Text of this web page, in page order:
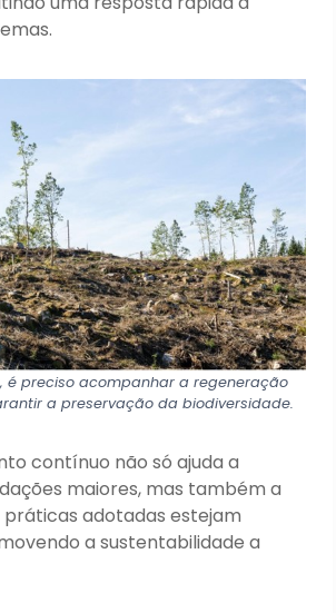
é preciso acompanhar a regeneração
a preservação da biodiversidade.
contínuo não só ajuda a
maiores, mas também a
adotadas estejam
a sustentabilidade a